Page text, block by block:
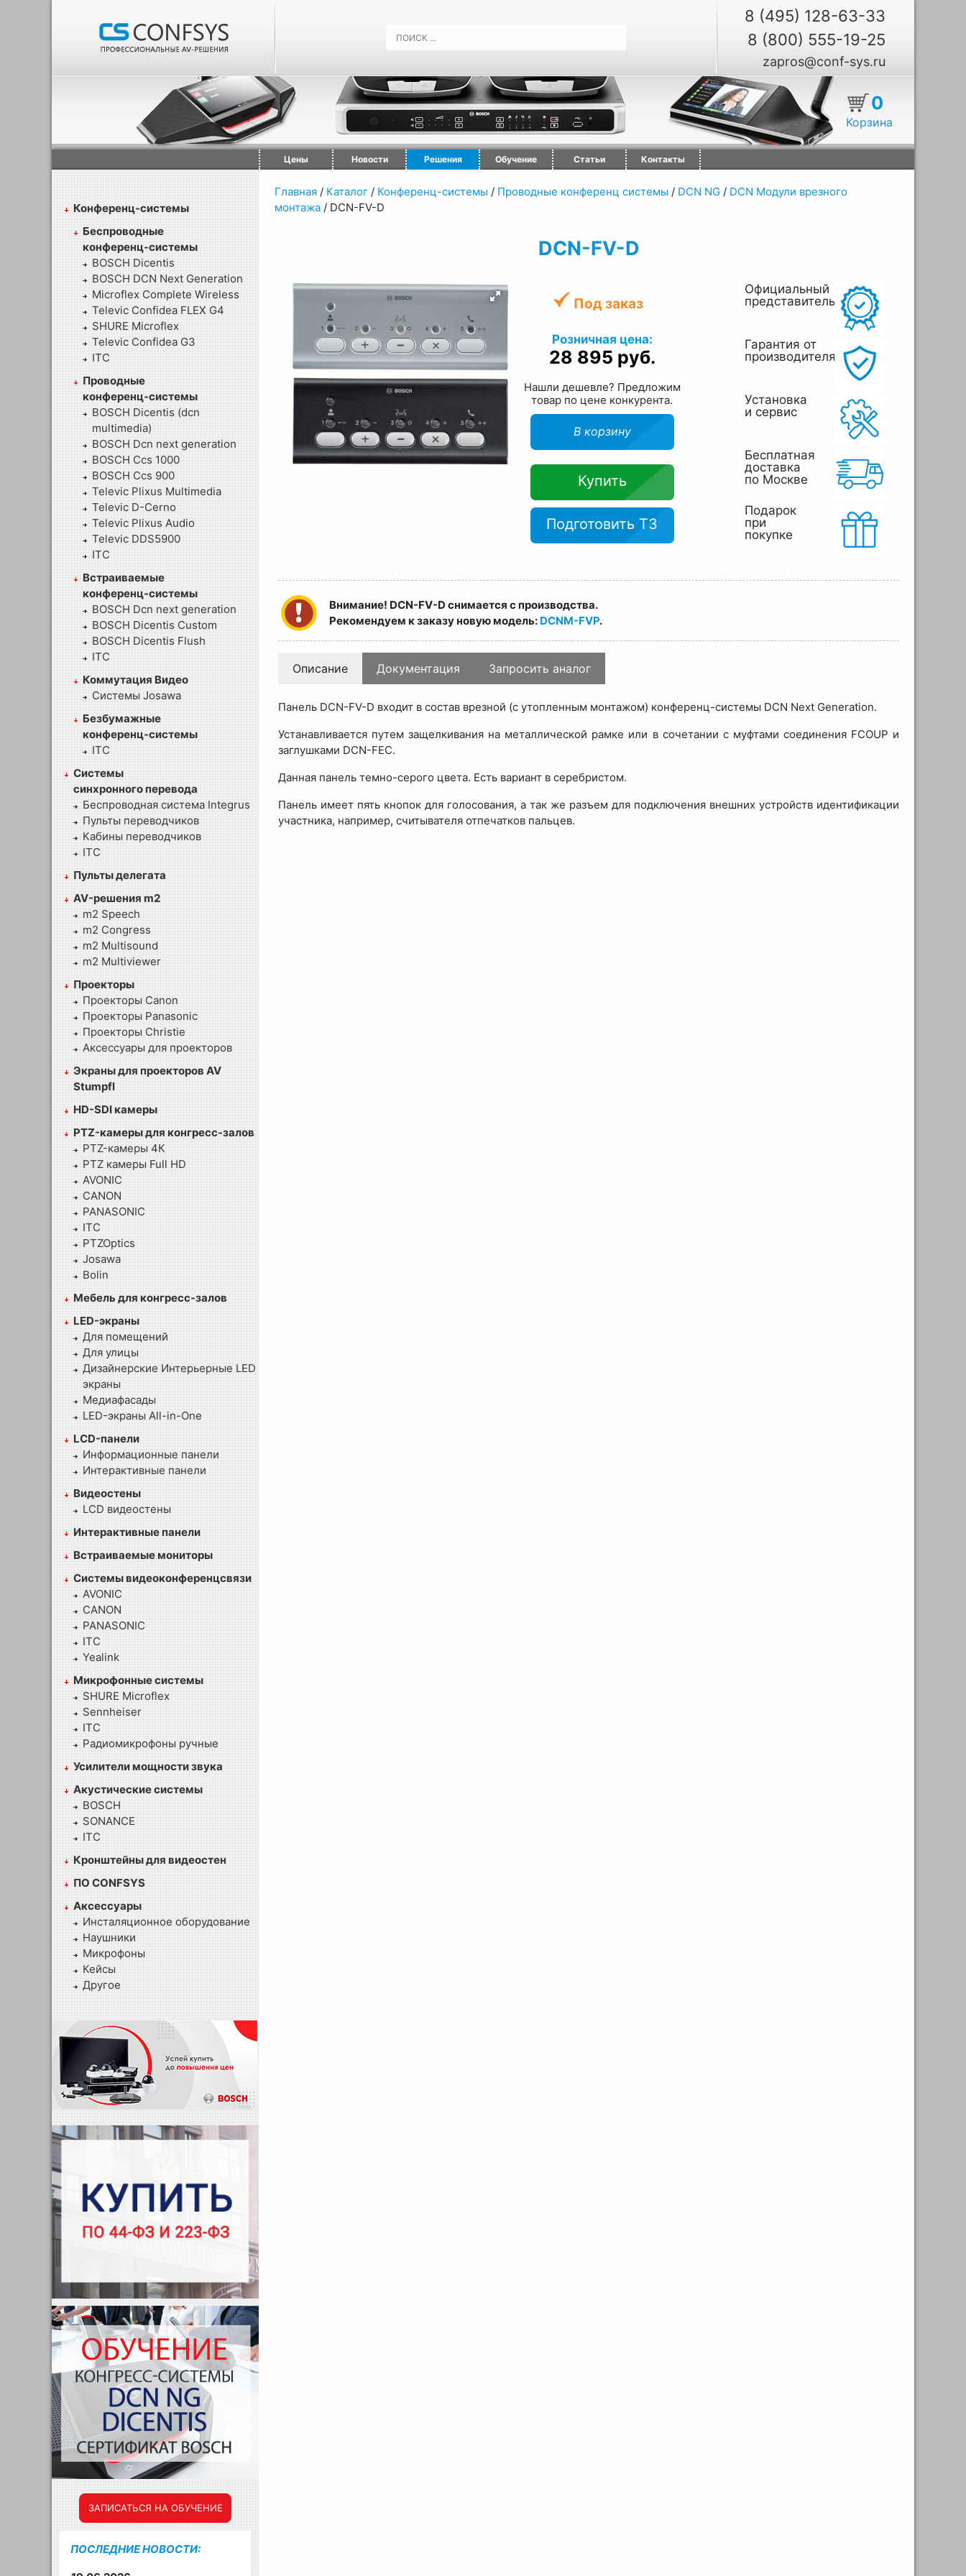
8 (495) 128-63-33
8 (800) 555-19-25
zapros@conf-sys.ru
0
Корзина
Цены Новости Решения Обучение Статьи Контакты
Конференц-системы
Беспроводные
конференц-системы
BOSCH Dicentis
BOSCH DCN Next Generation
Microflex Complete Wireless
Televic Confidea FLEX G4
SHURE Microflex
Televic Confidea G3
ITC
Проводные
конференц-системы
BOSCH Dicentis (dcn
multimedia)
BOSCH Dcn next generation
BOSCH Ccs 1000
BOSCH Ccs 900
Televic Plixus Multimedia
Televic D-Cerno
Televic Plixus Audio
Televic DDS5900
ITC
Встраиваемые
конференц-системы
BOSCH Dcn next generation
BOSCH Dicentis Custom
BOSCH Dicentis Flush
ITC
Коммутация Видео
Системы Josawa
Безбумажные
конференц-системы
ITC
Системы
синхронного перевода
Беспроводная система Integrus
Пульты переводчиков
Кабины переводчиков
ITC
Пульты делегата
AV-решения m2
m2 Speech
m2 Congress
m2 Multisound
m2 Multiviewer
Проекторы
Проекторы Canon
Проекторы Panasonic
Проекторы Christie
Аксессуары для проекторов
Экраны для проекторов AV
Stumpfl
HD-SDI камеры
PTZ-камеры для конгресс-залов
PTZ-камеры 4К
PTZ камеры Full HD
AVONIC
CANON
PANASONIC
ITC
PTZOptics
Josawa
Bolin
Мебель для конгресс-залов
LED-экраны
Для помещений
Для улицы
Дизайнерские Интерьерные LED
экраны
Медиафасады
LED-экраны All-in-One
LCD-панели
Информационные панели
Интерактивные панели
Видеостены
LCD видеостены
Интерактивные панели
Встраиваемые мониторы
Системы видеоконференцсвязи
AVONIC
CANON
PANASONIC
ITC
Yealink
Микрофонные системы
SHURE Microflex
Sennheiser
ITC
Радиомикрофоны ручные
Усилители мощности звука
Акустические системы
BOSCH
SONANCE
ITC
Кронштейны для видеостен
ПО CONFSYS
Аксессуары
Инсталяционное оборудование
Наушники
Микрофоны
Кейсы
Другое
ЗАПИСАТЬСЯ НА ОБУЧЕНИЕ
ПОСЛЕДНИЕ НОВОСТИ:
Главная / Каталог / Конференц-системы / Проводные конференц системы / DCN NG / DCN Модули врезного
монтажа / DCN-FV-D
DCN-FV-D
Под заказ
Розничная цена:
28 895 руб.
Нашли дешевле? Предложим
товар по цене конкурента.
В корзину
Купить
Подготовить ТЗ
Официальный
представитель
Гарантия от
производителя
Установка
и сервис
Бесплатная
доставка
по Москве
Подарок
при
покупке
Внимание! DCN-FV-D снимается с производства.
Рекомендуем к заказу новую модель: DCNM-FVP.
Описание Документация Запросить аналог
Панель DCN-FV-D входит в состав врезной (с утопленным монтажом) конференц-системы DCN Next Generation.
Устанавливается путем защелкивания на металлической рамке или в сочетании с муфтами соединения FCOUP и
заглушками DCN-FEC.
Данная панель темно-серого цвета. Есть вариант в серебристом.
Панель имеет пять кнопок для голосования, а так же разъем для подключения внешних устройств идентификации
участника, например, считывателя отпечатков пальцев.